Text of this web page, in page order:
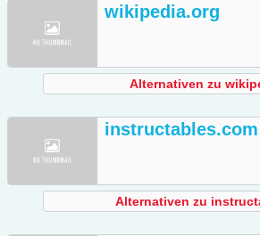
wikipedia.org
Alternativen zu
instructables.com
Alternativen zu